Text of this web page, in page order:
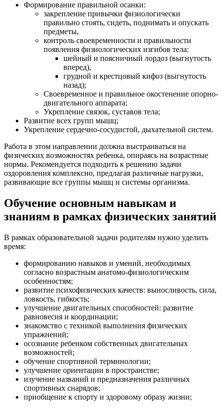
Формирование правильной осанки:
закрепление привычки физиологически
правильно стоять, сидеть, поднимать и опускать
предметы,
контроль своевременности и правильности
появления физиологических изгибов тела:
шейный и поясничный лордоз (выгнутость
вперед),
грудной и крестцовый кифоз (выгнутость
назад);
Своевременное и правильное окостенение опорно-
двигательного аппарата;
Укрепление связок, суставов тела;
Развитие всех групп мышц;
Укрепление сердечно-сосудистой, дыхательной систем.
Работа в этом направлении должна выстраиваться на
физических возможностях ребенка, опираясь на возрастные
нормы. Рекомендуется подходить к решению задачи
оздоровления комплексно, предлагая различные нагрузки,
развивающие все группы мышц и системы организма.
Обучение основным навыкам и
знаниям в рамках физических занятий
В рамках образовательной задачи родителям нужно уделить
время:
формированию навыков и умений, необходимых
согласно возрастным анатомо-физиологическим
особенностям;
развитие психофизических качеств: выносливость, сила,
ловкость, гибкость;
улучшение двигательных способностей: развитие
равновесия и координации;
знакомство с техникой выполнения физических
упражнений;
осознание ребенком собственных двигательных
возможностей;
обучение спортивной терминологии;
улучшение ориентации в пространстве;
изучение названий и предназначения различных
спортивных снарядов;
приобщение к спорту и здоровому образу жизни;